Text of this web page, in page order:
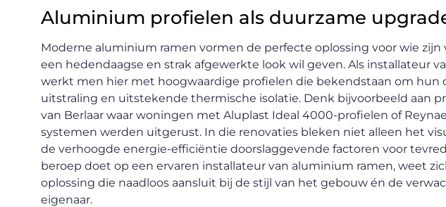
Aluminium profielen als duurzame
Moderne aluminium ramen vormen de perfecte oplossing voor wie
een hedendaagse en strak afgewerkte look wil geven. Als installateur
werkt men hier met hoogwaardige profielen die bekendstaan om hun
uitstraling en uitstekende thermische isolatie. Denk bijvoorbeeld aan
van Berlaar waar woningen met Aluplast Ideal 4000-profielen of
systemen werden uitgerust. In die renovaties bleken niet alleen het
de verhoogde energie-efficiëntie doorslaggevende factoren voor
beroep doet op een ervaren installateur van aluminium ramen, weet
oplossing die naadloos aansluit bij de stijl van het gebouw én de
eigenaar.